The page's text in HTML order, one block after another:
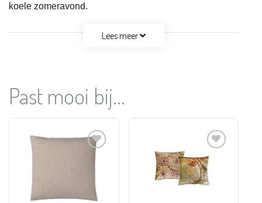
koele zomeravond.
Lees meer
Past mooi bij...
verlanglijst
Aan
verlanglijst
toevoegen